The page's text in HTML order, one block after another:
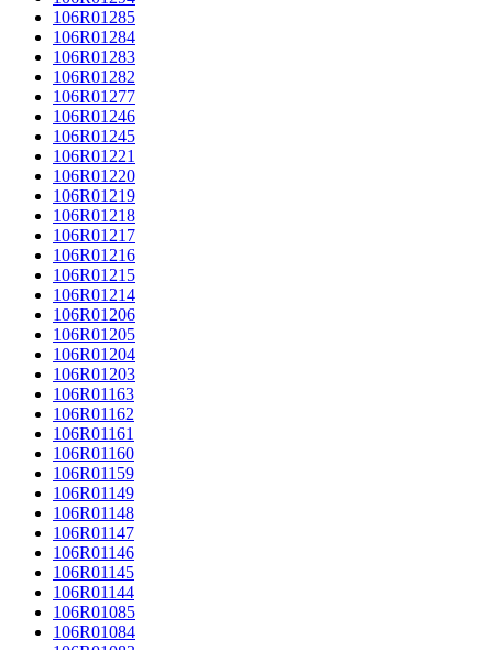
106R01285
106R01284
106R01283
106R01282
106R01277
106R01246
106R01245
106R01221
106R01220
106R01219
106R01218
106R01217
106R01216
106R01215
106R01214
106R01206
106R01205
106R01204
106R01203
106R01163
106R01162
106R01161
106R01160
106R01159
106R01149
106R01148
106R01147
106R01146
106R01145
106R01144
106R01085
106R01084